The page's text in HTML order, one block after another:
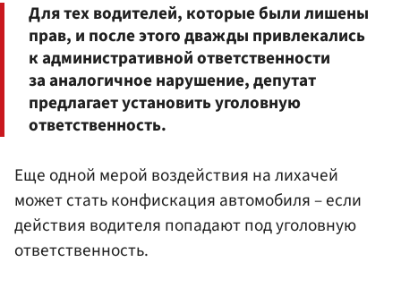
Для тех водителей, которые были лишены
прав, и после этого дважды привлекались
к административной ответственности
за аналогичное нарушение, депутат
предлагает установить уголовную
ответственность.
Еще одной мерой воздействия на лихачей
может стать конфискация автомобиля – если
действия водителя попадают под уголовную
ответственность.